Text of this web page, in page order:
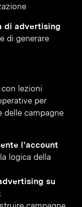
di advertising
di generare
con lezioni
per
delle campagne
l’account
logica della
su